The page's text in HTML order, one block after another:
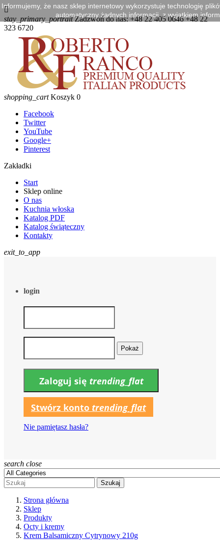

stay_primary_portraitZadzwoń do nas:+48 22 405 0646 +48 22
323 6720
shopping_cart Koszyk 0
Facebook
Twitter
YouTube
Google+
Pinterest
Zakładki
Start
Sklep online
O nas
Kuchnia włoska
Katalog PDF
Katalog świąteczny
Kontakty
exit_to_app
login
Pokaż
Zaloguj się trending_flat
Stwórz konto trending_flat
Nie pamiętasz hasła?
search close
Szukaj
Strona główna
Sklep
Produkty
Octy i kremy
Krem Balsamiczny Cytrynowy 210g
Informujemy, że nasz sklep internetowy wykorzystuje technologię
automatyczny żadnych informacji, z wyjątkiem